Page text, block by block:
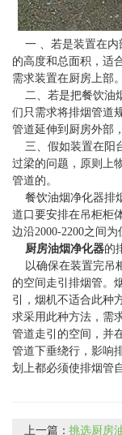
一
、若是装置在
的高度和总面积，适
需求装置在厨房上部。
二、若是把餐饮油
们只需求将排烟管道
管道延伸到厨房外部
三、假如装置在阳
过梁的问题，原则上
管道的。
餐饮油烟净化器排
道口要安排在吊柜柜
边沿2000-2200之间
厨房油烟净化器的
以确保在装置完吊
的空间走引排烟管。
引，烟机不适合此种
求采用此种方法，需
管道走引的空间，并
管道下垂绕行，影响
划上都必须使排烟管
上一篇：挑选厨房